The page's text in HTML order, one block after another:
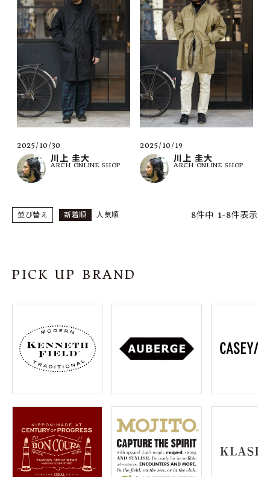
2025/10/30
川上 圭大
ARCH ONLINE SHOP
2025/10/19
川上 圭大
ARCH ONLINE SHOP
並び替え 新着順 人気順 8件中 1-8件表示
PICK UP BRAND